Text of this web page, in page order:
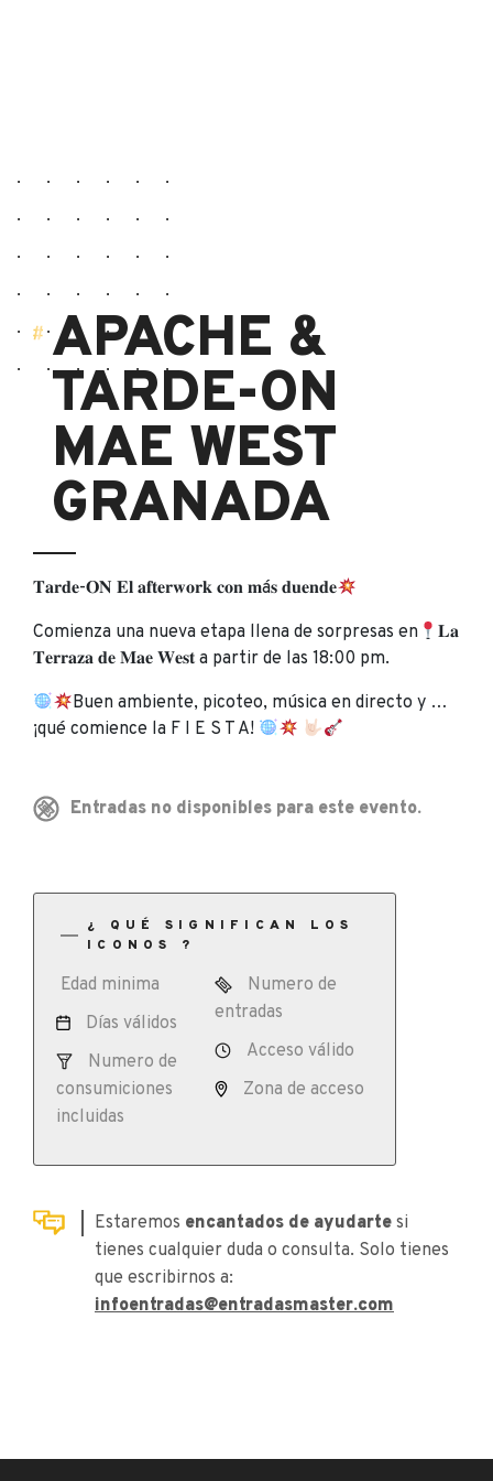
APACHE &
TARDE-ON
MAE WEST
GRANADA
𝐓𝐚𝐫𝐝𝐞-𝐎𝐍 𝐄𝐥 𝐚𝐟𝐭𝐞𝐫𝐰𝐨𝐫𝐤 𝐜𝐨𝐧 𝐦á𝐬 𝐝𝐮𝐞𝐧𝐝𝐞
Comienza una nueva etapa llena de sorpresas en
𝐋𝐚
𝐓𝐞𝐫𝐫𝐚𝐳𝐚 𝐝𝐞 𝐌𝐚𝐞 𝐖𝐞𝐬𝐭 a partir de las 18:00 pm.
Buen ambiente, picoteo, música en directo y …
¡qué comience la F I E S T A!
Entradas no disponibles para este evento.
¿ QUÉ SIGNIFICAN LOS
ICONOS ?
Edad minima
Días válidos
Numero de
consumiciones
incluidas
Numero de
entradas
Acceso válido
Zona de acceso
Estaremos encantados de ayudarte si
tienes cualquier duda o consulta. Solo tienes
que escribirnos a:
infoentradas@entradasmaster.com